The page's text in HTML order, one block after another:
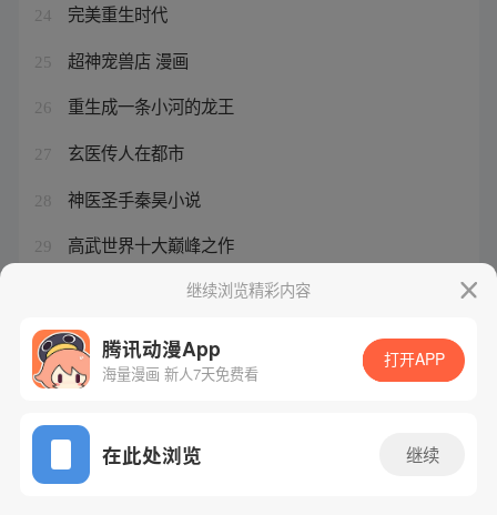
24 完美重生时代
25 超神宠兽店 漫画
26 重生成一条小河的龙王
27 玄医传人在都市
28 神医圣手秦昊小说
29 高武世界十大巅峰之作
妖神记小说什么时候出的继续浏览精彩内容
腾讯动漫App
海量漫画 新人7天免费看
打开APP
在此处浏览 继续
网站备案/许可证号：粤B2-20090059-5
Copyright©1998 - 2026 Tencent. All Rights Reserved